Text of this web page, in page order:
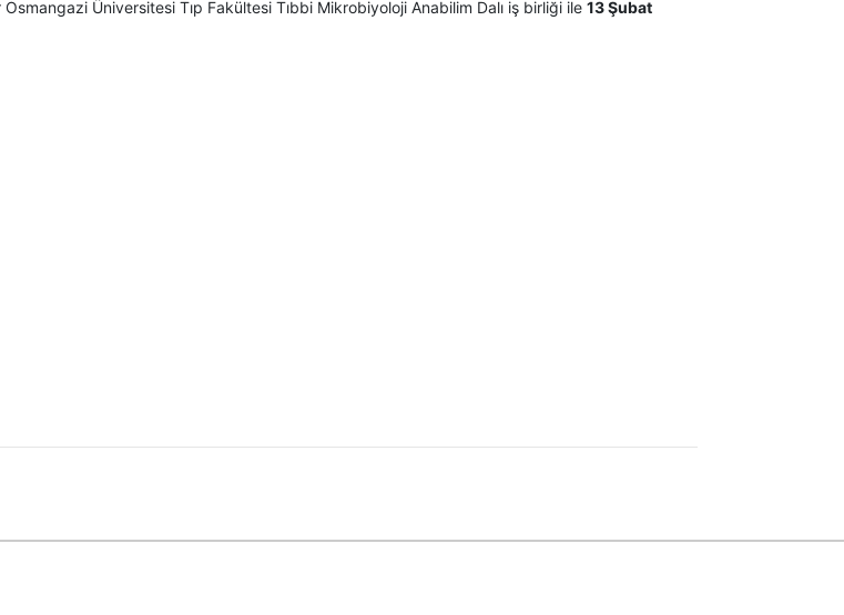
Osmangazi Üniversitesi Tıp Fakültesi Tıbbi Mikrobiyoloji Anabilim Dalı iş birliği ile 13 Şubat